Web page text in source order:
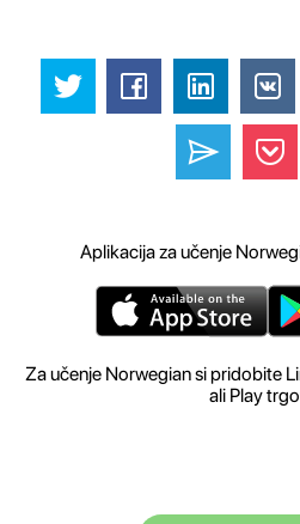
Aplikacija za učenje
Za učenje Norwegian si pridobite
ali Play